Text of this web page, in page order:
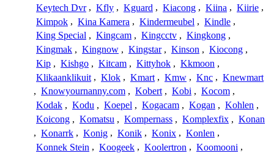
Keytech Dvr , Kfly , Kguard , Kiacong , Kiina , Kiirie ,
Kimpok , Kina Kamera , Kindermeubel , Kindle ,
King Special , Kingcam , Kingcctv , Kingkong ,
Kingmak , Kingnow , Kingstar , Kinson , Kiocong ,
Kip , Kishgo , Kitcam , Kittyhok , Kkmoon ,
Klikaanklikuit , Klok , Kmart , Kmw , Knc , Knewmart
, Knowyournanny.com , Kobert , Kobi , Kocom ,
Kodak , Kodu , Koepel , Kogacam , Kogan , Kohlen ,
Koicong , Komatsu , Kompernass , Komplexfix , Konan
, Konarrk , Konig , Konik , Konix , Konlen ,
Konnek Stein , Koogeek , Koolertron , Koomooni ,